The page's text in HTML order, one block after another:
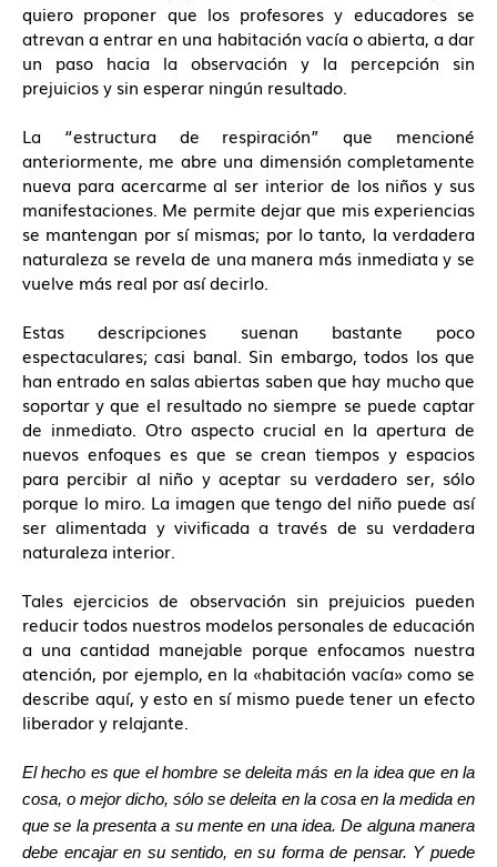
quiero proponer que los profesores y educadores se
atrevan a entrar en una habitación vacía o abierta, a dar
un paso hacia la observación y la percepción sin
prejuicios y sin esperar ningún resultado.
La “estructura de respiración” que mencioné
anteriormente, me abre una dimensión completamente
nueva para acercarme al ser interior de los niños y sus
manifestaciones. Me permite dejar que mis experiencias
se mantengan por sí mismas; por lo tanto, la verdadera
naturaleza se revela de una manera más inmediata y se
vuelve más real por así decirlo.
Estas descripciones suenan bastante poco
espectaculares; casi banal. Sin embargo, todos los que
han entrado en salas abiertas saben que hay mucho que
soportar y que el resultado no siempre se puede captar
de inmediato. Otro aspecto crucial en la apertura de
nuevos enfoques es que se crean tiempos y espacios
para percibir al niño y aceptar su verdadero ser, sólo
porque lo miro. La imagen que tengo del niño puede así
ser alimentada y vivificada a través de su verdadera
naturaleza interior.
Tales ejercicios de observación sin prejuicios pueden
reducir todos nuestros modelos personales de educación
a una cantidad manejable porque enfocamos nuestra
atención, por ejemplo, en la «habitación vacía» como se
describe aquí, y esto en sí mismo puede tener un efecto
liberador y relajante.
El hecho es que el hombre se deleita más en la idea que en la
cosa, o mejor dicho, sólo se deleita en la cosa en la medida en
que se la presenta a su mente en una idea. De alguna manera
debe encajar en su sentido, en su forma de pensar. Y puede